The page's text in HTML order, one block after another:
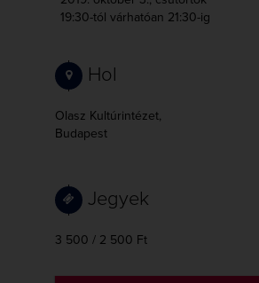
19:30-tól várhatóan 21:30-ig
Hol
Olasz Kultúrintézet,
Budapest
Jegyek
3 500 / 2 500 Ft